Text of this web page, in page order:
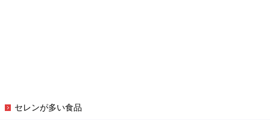
セレンが多い食品